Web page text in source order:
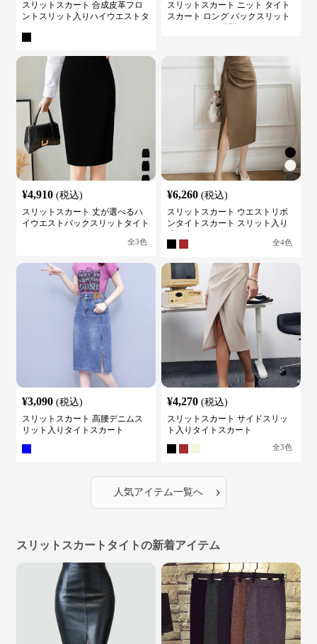
スリットスカート 合成皮革フロ
ントスリット入りハイウエストタ
スリットスカート ニット タイト
スカート ロング バックスリット
¥4,910 (税込)
スリットスカート 丈が選べるハ
イウエストバックスリットタイト
全3色
¥6,260 (税込)
スリットスカート ウエストリボ
ンタイトスカート スリット入り
全4色
¥3,090 (税込)
スリットスカート 高腰デニムス
リット入りタイトスカート
¥4,270 (税込)
スリットスカート サイドスリッ
ト入りタイトスカート
全3色
人気アイテム一覧へ ›
スリットスカートタイトの新着アイテム